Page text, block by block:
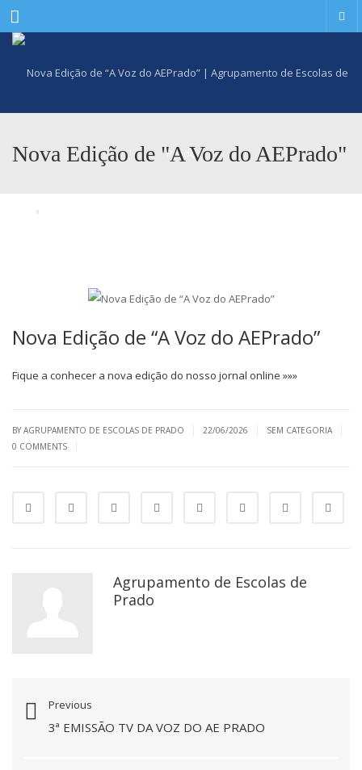
Menu
Nova Edição de "A Voz do AEPrado"
Nova Edição de “A Voz do AEPrado”
Fique a conhecer a nova edição do nosso jornal online »»»
BY AGRUPAMENTO DE ESCOLAS DE PRADO 22/06/2026 SEM CATEGORIA
0 COMMENTS
Agrupamento de Escolas de
Prado
Previous
3ª EMISSÃO TV DA VOZ DO AE PRADO